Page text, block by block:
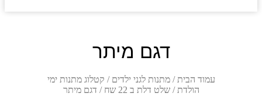
דגם מיתר
עמוד הבית /מתנות לגני ילדים / קטלוג מתנות ימי
הולדת /שלט דלת ב 22 שח / דגם מיתר